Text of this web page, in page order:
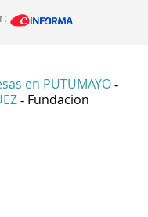
en PUTUMAYO -
- Fundacion